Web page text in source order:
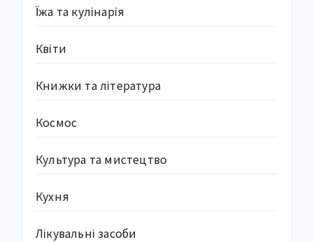
Їжа та кулінарія
Квіти
Книжки та література
Космос
Культура та мистецтво
Кухня
Лікувальні засоби